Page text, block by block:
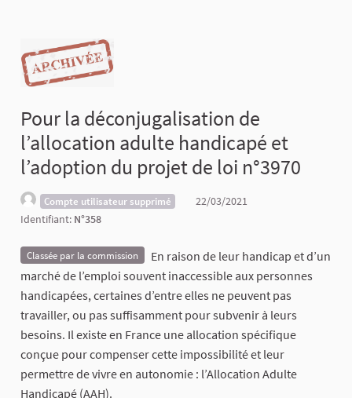
Pour la déconjugalisation de
l’allocation adulte handicapé et
l’adoption du projet de loi n°3970
Compte utilisateur supprimé
22/03/2021
Identifiant: N°358
Classée par la commission
En raison de leur handicap et d’un
marché de l’emploi souvent inaccessible aux personnes
handicapées, certaines d’entre elles ne peuvent pas
travailler, ou pas suffisamment pour subvenir à leurs
besoins. Il existe en France une allocation spécifique
conçue pour compenser cette impossibilité et leur
permettre de vivre en autonomie : l’Allocation Adulte
Handicapé (AAH).